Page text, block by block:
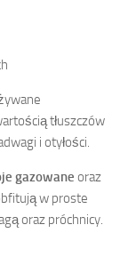
tłuszczów
i otyłości.
gazowane oraz
w proste
oraz próchnicy.